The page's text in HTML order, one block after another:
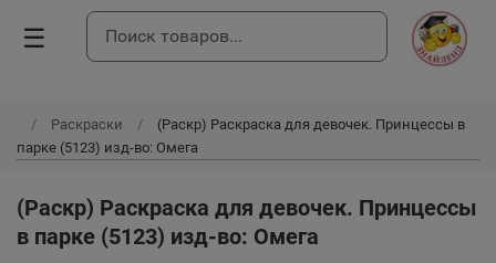
☰
Раскраски
(Раскр) Раскраска для девочек. Принцессы в
парке (5123) изд-во: Омега
(Раскр) Раскраска для девочек. Принцессы
в парке (5123) изд-во: Омега